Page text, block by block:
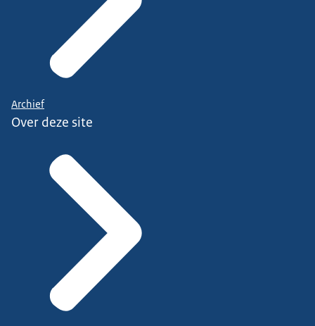
Archief
Over deze site